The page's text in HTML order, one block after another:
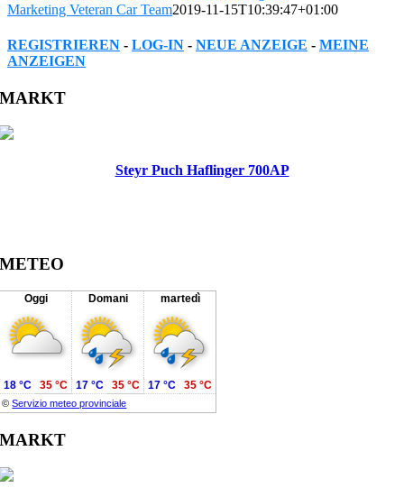
Marketing Veteran Car Team2019-11-15T10:39:47+01:00
REGISTRIEREN - LOG-IN - NEUE ANZEIGE - MEINE
ANZEIGEN
Facebook
Twitter
Reddit
LinkedIn
WhatsApp
Tumblr
Pinterest
Vk
Xing
Email
MARKT
Steyr Puch Haflinger 700AP
METEO
Oggi Domani martedì
©Servizio meteo provinciale
18 °C 35 °C 17 °C 35 °C 17 °C 35 °C
MARKT